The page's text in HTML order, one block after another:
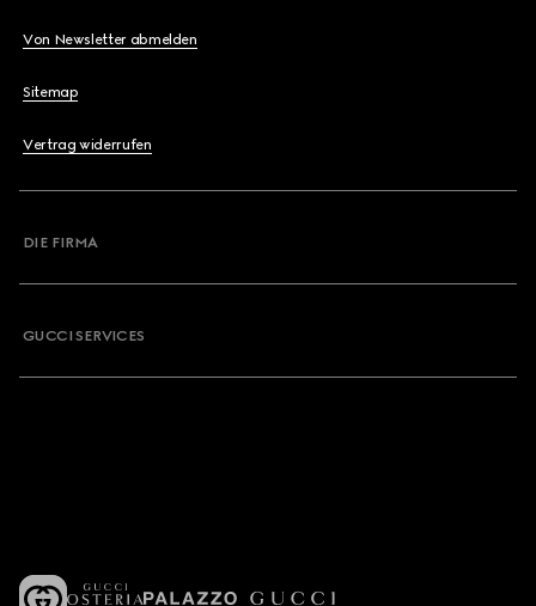
Von Newsletter abmelden
Sitemap
Vertrag widerrufen
DIE FIRMA
GUCCI SERVICES